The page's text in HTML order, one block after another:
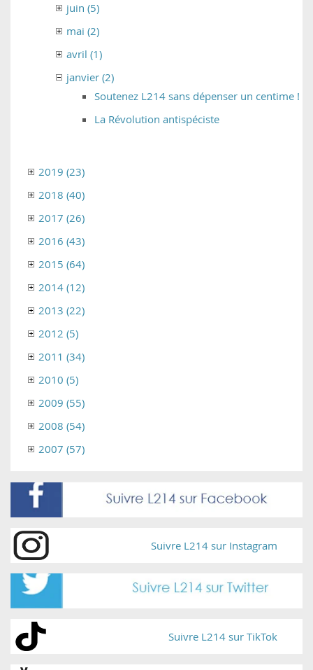
juin (5)
mai (2)
avril (1)
janvier (2)
Soutenez L214 sans dépenser un centime !
La Révolution antispéciste
2019 (23)
2018 (40)
2017 (26)
2016 (43)
2015 (64)
2014 (12)
2013 (22)
2012 (5)
2011 (34)
2010 (5)
2009 (55)
2008 (54)
2007 (57)
Suivre L214 sur Instagram
Suivre L214 sur TikTok